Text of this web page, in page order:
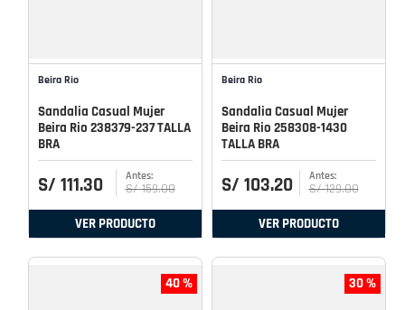
Beira Rio
Sandalia Casual Mujer
Beira Rio 238379-237 TALLA
BRA
S/ 111.30 S/ 159.00
VER PRODUCTO
Beira Rio
Sandalia Casual Mujer
Beira Rio 258308-1430
TALLA BRA
S/ 103.20 S/ 129.00
VER PRODUCTO
40 % 30 %